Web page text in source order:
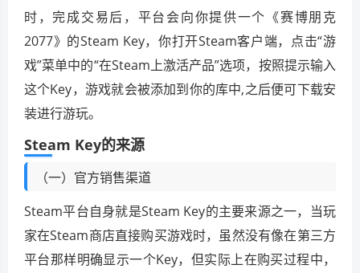
时，完成交易后，平台会向你提供一个《赛博朋克
2077》的Steam Key，你打开Steam客户端，点击“游
戏”菜单中的“在Steam上激活产品”选项，按照提示输入
这个Key，游戏就会被添加到你的库中,之后便可下载安
装进行游玩。
Steam Key的来源
（一）官方销售渠道
Steam平台自身就是Steam Key的主要来源之一，当玩
家在Steam商店直接购买游戏时，虽然没有像在第三方
平台那样明确显示一个Key，但实际上在购买过程中，